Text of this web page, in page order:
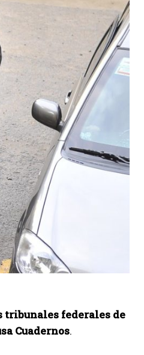
tribunales federales de
Cuadernos.